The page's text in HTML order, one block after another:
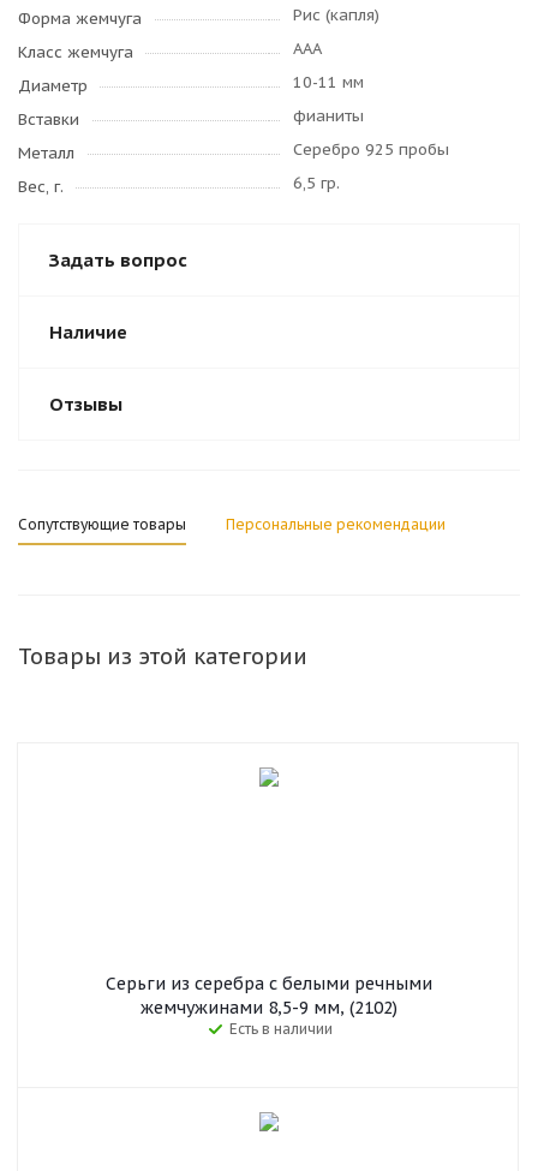
Форма жемчуга
Рис (капля)
Класс жемчуга
AAA
Диаметр
10-11 мм
Вставки
фианиты
Металл
Серебро 925 пробы
Вес, г.
6,5 гр.
Задать вопрос
Наличие
Отзывы
Сопутствующие товары Персональные рекомендации
Товары из этой категории
Серьги из серебра с белыми речными
жемчужинами 8,5-9 мм, (2102)
Есть в наличии